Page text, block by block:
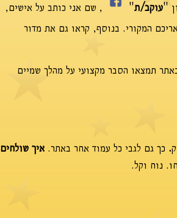
"עוקב/ת"
, שם אני כותב על אישים,
המקורי. בנוסף, קראו גם את מדור
תמצאו הסבר מקצועי על מהלך שמיים
. כך גם לגבי כל עמוד אחר באתר. איך שולחים
נוח וקל.